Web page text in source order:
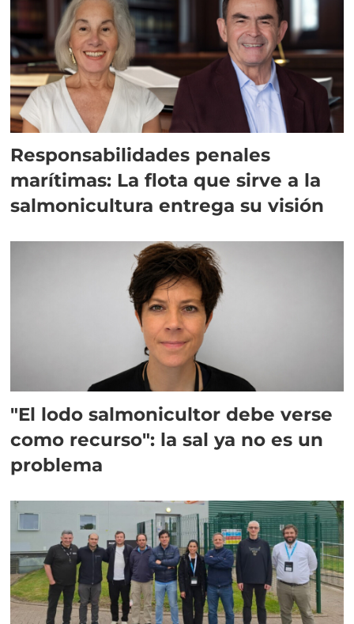
Responsabilidades penales
marítimas: La flota que sirve a la
salmonicultura entrega su visión
"El lodo salmonicultor debe verse
como recurso": la sal ya no es un
problema